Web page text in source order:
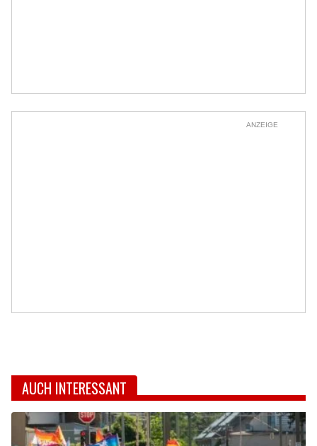
ANZEIGE
AUCH INTERESSANT